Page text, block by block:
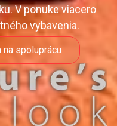
V ponuke viacero
vybavenia.
na spoluprácu